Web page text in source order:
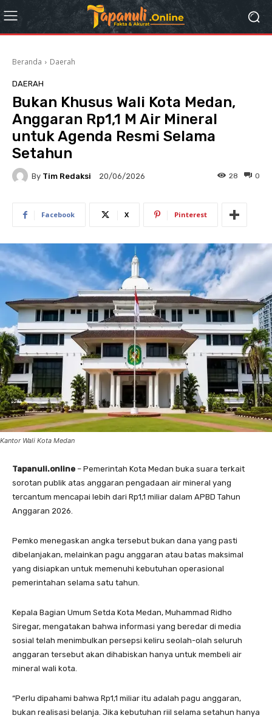
Beranda Daerah
DAERAH
Bukan Khusus Wali Kota Medan,
Anggaran Rp1,1 M Air Mineral
untuk Agenda Resmi Selama
Setahun
By Tim Redaksi 20/06/2026 0
28
Facebook X Pinterest
Kantor Wali Kota Medan
Tapanuli.online – Pemerintah Kota Medan buka suara terkait
sorotan publik atas anggaran pengadaan air mineral yang
tercantum mencapai lebih dari Rp1,1 miliar dalam APBD Tahun
Anggaran 2026.
Pemko menegaskan angka tersebut bukan dana yang pasti
dibelanjakan, melainkan pagu anggaran atau batas maksimal
yang disiapkan untuk memenuhi kebutuhan operasional
pemerintahan selama satu tahun.
Kepala Bagian Umum Setda Kota Medan, Muhammad Ridho
Siregar, mengatakan bahwa informasi yang beredar di media
sosial telah menimbulkan persepsi keliru seolah-olah seluruh
anggaran tersebut akan dihabiskan hanya untuk membeli air
mineral wali kota.
“Perlu dipahami bahwa Rp1,1 miliar itu adalah pagu anggaran,
bukan realisasi belanja. Jika kebutuhan riil selama setahun hanya